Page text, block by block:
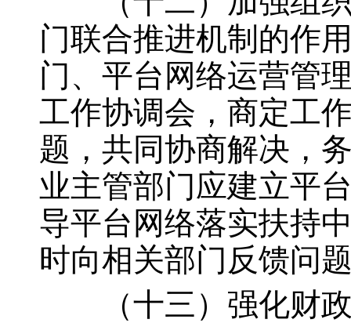
门联合推进机制的作
门、平台网络运营管
工作协调会，商定工
题，共同协商解决，
业主管部门应建立平
导平台网络落实扶持
时向相关部门反馈问
（十三）强化财政